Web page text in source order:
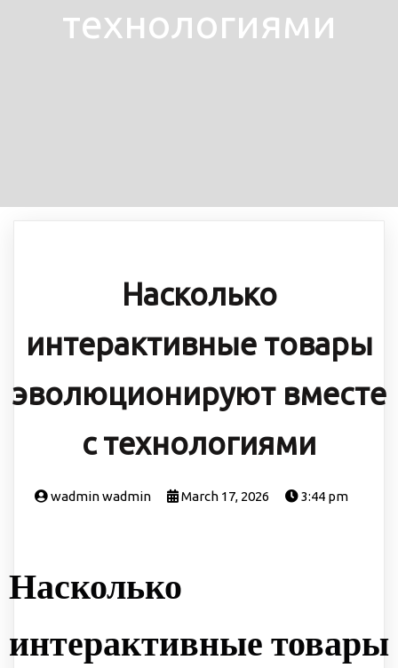
технологиями
Насколько
интерактивные товары
эволюционируют вместе
с технологиями
wadmin wadmin March 17, 2026 3:44 pm
Насколько
интерактивные товары